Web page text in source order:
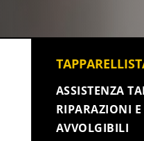
ASSISTENZA
RIPARAZIONI
AVVOLGIBILI